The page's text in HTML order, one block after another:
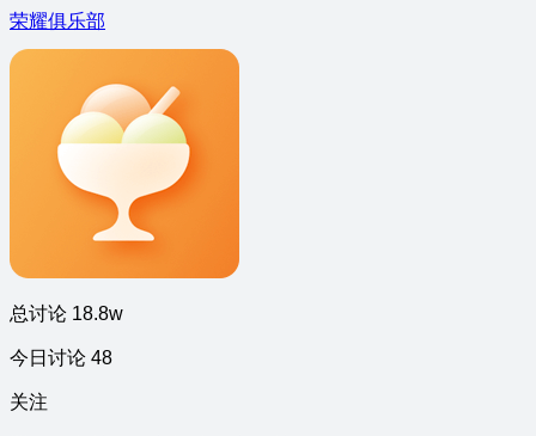
荣耀俱乐部
总讨论 18.8w
今日讨论 48
关注